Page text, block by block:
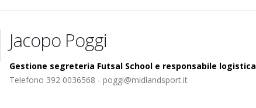
Jacopo Poggi
Gestione segreteria Futsal School e responsabile logistica
Telefono 392 0036568 - poggi@midlandsport.it